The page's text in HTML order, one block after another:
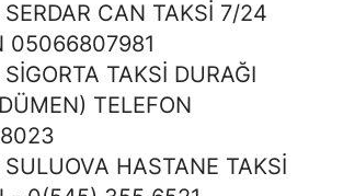
CAN TAKSİ 7/24
05066807981
TAKSİ DURAĞI
TELEFON
HASTANE TAKSİ